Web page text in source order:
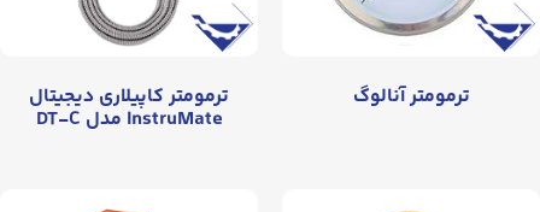
ترمومتر آنالوگ ترمومتر کاپیلاری دیجیتال
InstruMate مدل DT-C